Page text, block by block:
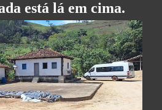
está lá em cima.